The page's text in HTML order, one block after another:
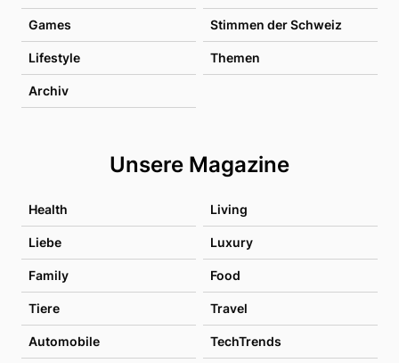
Games Stimmen der Schweiz
Lifestyle Themen
Archiv
Unsere Magazine
Health Living
Liebe Luxury
Family Food
Tiere Travel
Automobile TechTrends